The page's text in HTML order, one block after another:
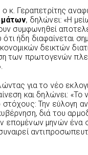
κ. Γεραπετρίτης
, δηλώνει: «Η
συμφωνηθεί
ήδη διαφαίνεται
δεικτών
των πρωτογενών
για το νέο
και δηλώνει: «Το
Την εύλογη
διά του
επομένων μηνών ένα